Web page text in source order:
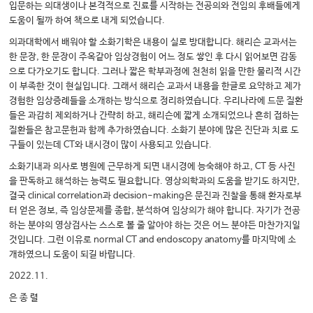
입문하는 의대생이나 본격적으로 진료를 시작하는 전공의와 전임의 후배들에게
도움이 될까 하여 책으로 내게 되었습니다.
의과대학에서 배워야 할 소화기학은 내용이 실로 방대합니다. 해리슨 교과서는
한 문장, 한 문장이 주옥같아 임상경험이 어느 정도 쌓인 후 다시 읽어보면 감동
으로 다가오기도 합니다. 그러나 짧은 학부과정에 천천히 읽을 만한 물리적 시간
이 부족한 것이 현실입니다. 그래서 해리슨 교과서 내용을 한글로 요약하고 제가
경험한 임상증례들을 소개하는 방식으로 정리하였습니다. 우리나라에 드문 질환
들은 과감히 제외하거나 간략히 하고, 해리슨에 짧게 소개되었으나 흔히 접하는
질환들은 참고문헌과 함께 추가하였습니다. 소화기 분야에 많은 진단과 치료 도
구들이 있는데 CT와 내시경이 많이 사용되고 있습니다.
소화기내과 의사로 병원에 근무하게 되면 내시경에 능숙해야 하고, CT 등 사진
을 판독하고 해석하는 능력도 필요합니다. 영상의학과의 도움을 받기도 하지만,
결국 clinical correlation과 decision-making은 문진과 진찰을 통해 환자로부
터 얻은 정보, 즉 임상문제를 종합, 분석하여 임상의가 해야 합니다. 자기가 전공
하는 분야의 영상검사는 스스로 볼 줄 알아야 하는 것은 어느 분야든 마찬가지일
것입니다. 그런 이유로 normal CT and endoscopy anatomy를 마지막에 소
개하였으니 도움이 되길 바랍니다.
2022.11.
은 종 렬